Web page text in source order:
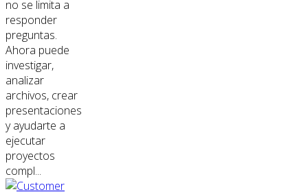
no se limita a
responder
preguntas.
Ahora puede
investigar,
analizar
archivos, crear
presentaciones
y ayudarte a
ejecutar
proyectos
compl...